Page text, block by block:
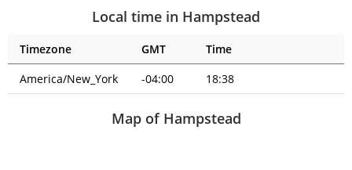
Local time in Hampstead
Timezone GMT
Time
America/New_York
-04:00 18:38
Map of Hampstead